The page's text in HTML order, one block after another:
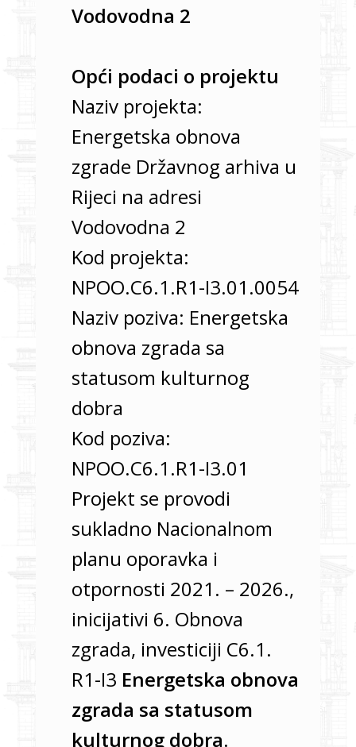
Vodovodna 2
Opći podaci o projektu
Naziv projekta:
Energetska obnova
zgrade Državnog arhiva u
Rijeci na adresi
Vodovodna 2
Kod projekta:
NPOO.C6.1.R1-I3.01.0054
Naziv poziva: Energetska
obnova zgrada sa
statusom kulturnog
dobra
Kod poziva:
NPOO.C6.1.R1-I3.01
Projekt se provodi
sukladno Nacionalnom
planu oporavka i
otpornosti 2021. – 2026.,
inicijativi 6. Obnova
zgrada, investiciji C6.1.
R1-I3 Energetska obnova
zgrada sa statusom
kulturnog dobra.